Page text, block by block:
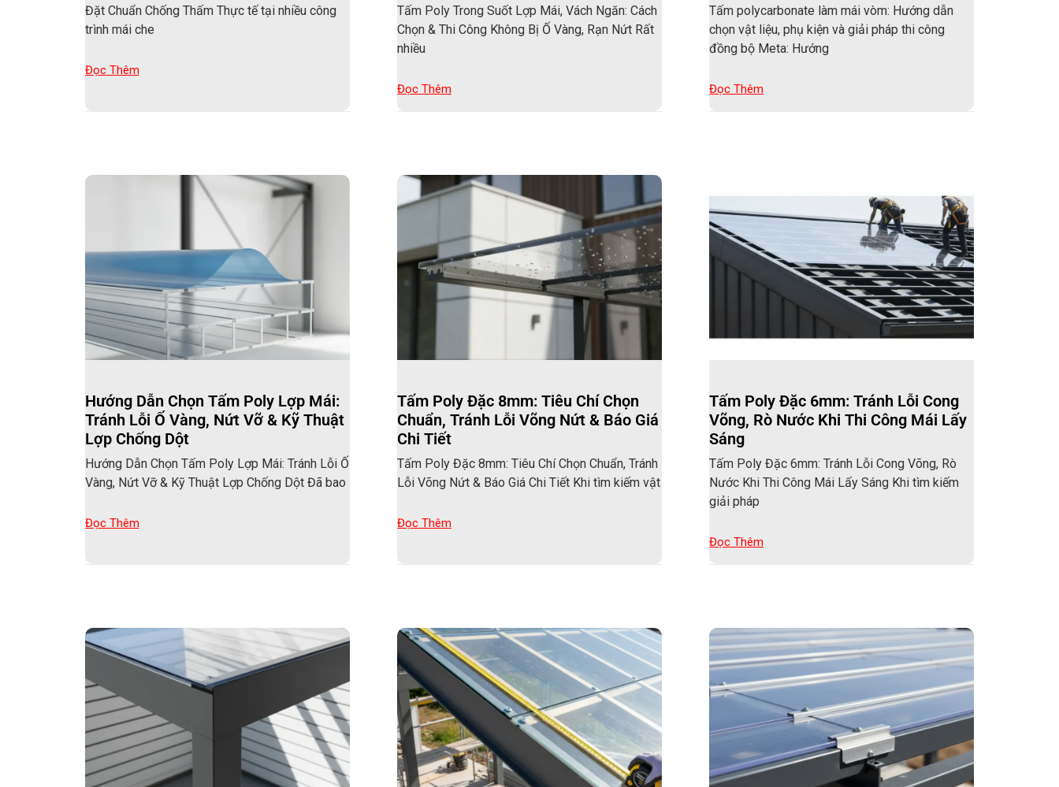
Đặt Chuẩn Chống Thấm Thực tế tại nhiều công
trình mái che
Đọc Thêm
Tấm Poly Trong Suốt Lợp Mái, Vách Ngăn: Cách
Chọn & Thi Công Không Bị Ố Vàng, Rạn Nứt Rất
nhiều
Đọc Thêm
Tấm polycarbonate làm mái vòm: Hướng dẫn
chọn vật liệu, phụ kiện và giải pháp thi công
đồng bộ Meta: Hướng
Đọc Thêm
Hướng Dẫn Chọn Tấm Poly Lợp Mái:
Tránh Lỗi Ố Vàng, Nứt Vỡ & Kỹ Thuật
Lợp Chống Dột
Hướng Dẫn Chọn Tấm Poly Lợp Mái: Tránh Lỗi Ố
Vàng, Nứt Vỡ & Kỹ Thuật Lợp Chống Dột Đã bao
Đọc Thêm
Tấm Poly Đặc 8mm: Tiêu Chí Chọn
Chuẩn, Tránh Lỗi Võng Nứt & Báo Giá
Chi Tiết
Tấm Poly Đặc 8mm: Tiêu Chí Chọn Chuẩn, Tránh
Lỗi Võng Nứt & Báo Giá Chi Tiết Khi tìm kiếm vật
Đọc Thêm
Tấm Poly Đặc 6mm: Tránh Lỗi Cong
Võng, Rò Nước Khi Thi Công Mái Lấy
Sáng
Tấm Poly Đặc 6mm: Tránh Lỗi Cong Võng, Rò
Nước Khi Thi Công Mái Lấy Sáng Khi tìm kiếm
giải pháp
Đọc Thêm